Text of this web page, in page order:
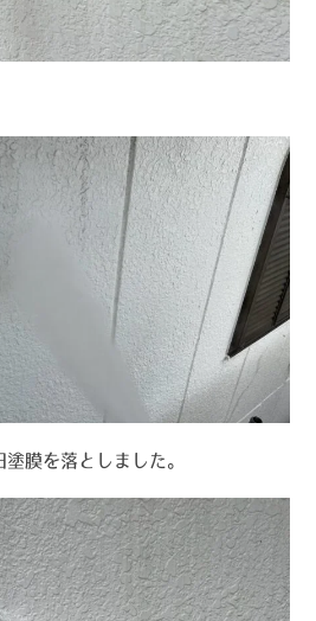
膜を落としました。